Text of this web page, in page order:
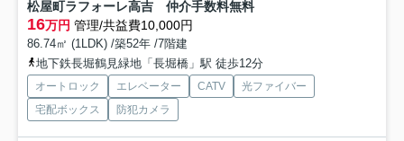
松屋町ラフォーレ高吉 仲介手数料無料
16万円 管理/共益費10,000円
86.74㎡ (1LDK) /築52年 /7階建
地下鉄長堀鶴見緑地「長堀橋」駅 徒歩12分
オートロック エレベーター CATV
光ファイバー
宅配ボックス
防犯カメラ